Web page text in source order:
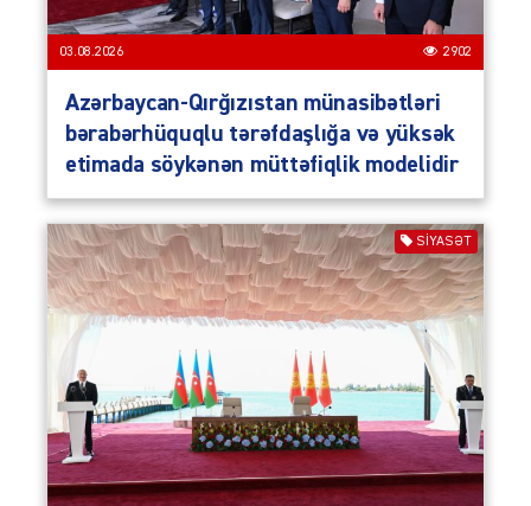
03.08.2026 2902
Azərbaycan-Qırğızıstan münasibətləri
bərabərhüquqlu tərəfdaşlığa və yüksək
etimada söykənən müttəfiqlik modelidir
SIYASƏT